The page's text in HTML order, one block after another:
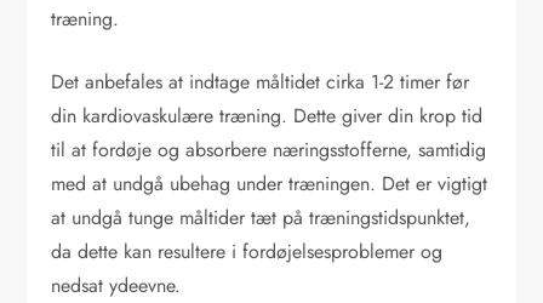
træning.
Det anbefales at indtage måltidet cirka 1-2 timer før
din kardiovaskulære træning. Dette giver din krop tid
til at fordøje og absorbere næringsstofferne, samtidig
med at undgå ubehag under træningen. Det er vigtigt
at undgå tunge måltider tæt på træningstidspunktet,
da dette kan resultere i fordøjelsesproblemer og
nedsat ydeevne.